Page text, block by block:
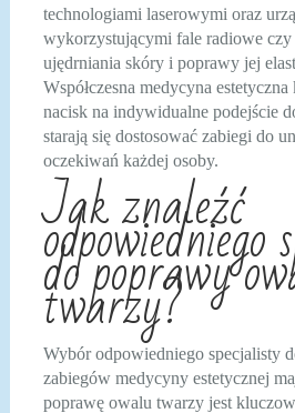
technologiami laserowymi oraz
wykorzystującymi fale radiowe
ujędrniania skóry i poprawy jej
Współczesna medycyna
nacisk na indywidualne podejście
starają się dostosować zabiegi do
oczekiwań każdej osoby.
Jak znaleźć
odpowiedniego
do poprawy
twarzy?
Wybór odpowiedniego specjalisty
zabiegów medycyny estetycznej
poprawę owalu twarzy jest